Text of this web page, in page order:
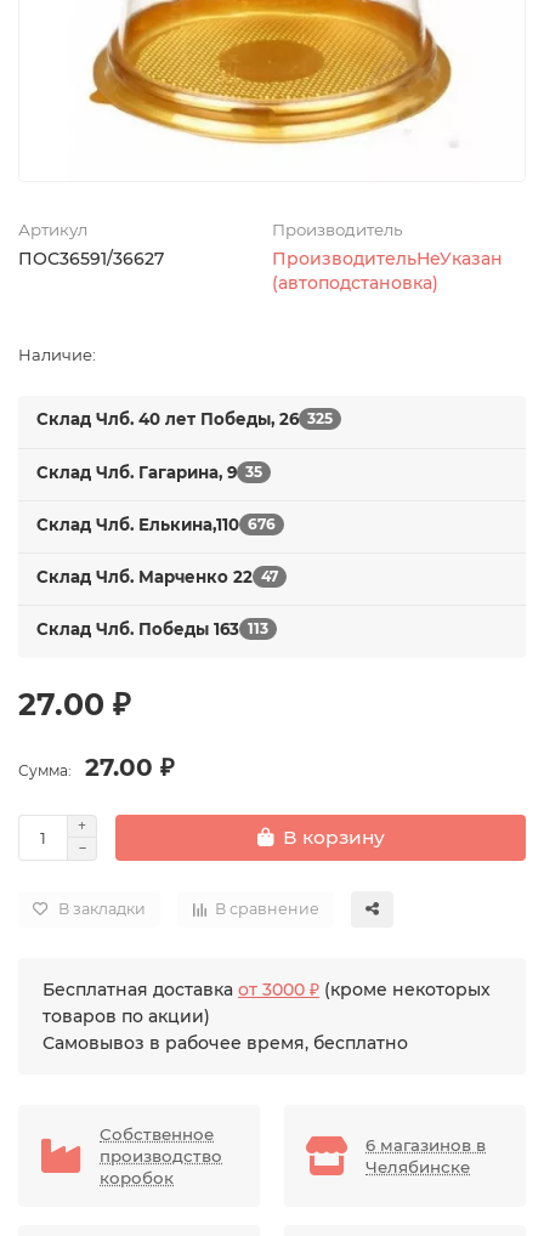
Артикул
ПОС36591/36627
Производитель
ПроизводительНеУказан
(автоподстановка)
Наличие:
Склад Члб. 40 лет Победы, 26 325
Склад Члб. Гагарина, 9 35
Склад Члб. Елькина,110 676
Склад Члб. Марченко 22 47
Склад Члб. Победы 163 113
27.00 ₽
Сумма: 27.00 ₽
В корзину
В закладки В сравнение
Бесплатная доставка от 3000 ₽ (кроме некоторых
товаров по акции)
Самовывоз в рабочее время, бесплатно
Собственное
производство
коробок
6 магазинов в
Челябинске